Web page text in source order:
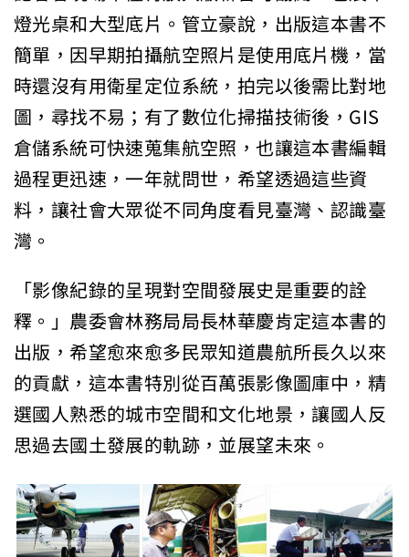
燈光桌和大型底片。管立豪說，出版這本書不
簡單，因早期拍攝航空照片是使用底片機，當
時還沒有用衛星定位系統，拍完以後需比對地
圖，尋找不易；有了數位化掃描技術後，GIS
倉儲系統可快速蒐集航空照，也讓這本書編輯
過程更迅速，一年就問世，希望透過這些資
料，讓社會大眾從不同角度看見臺灣、認識臺
灣。
「影像紀錄的呈現對空間發展史是重要的詮
釋。」農委會林務局局長林華慶肯定這本書的
出版，希望愈來愈多民眾知道農航所長久以來
的貢獻，這本書特別從百萬張影像圖庫中，精
選國人熟悉的城市空間和文化地景，讓國人反
思過去國土發展的軌跡，並展望未來。